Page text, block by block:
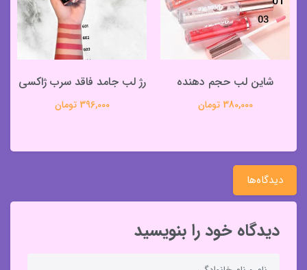
شاین لب حجم دهنده
380,000 تومان
رژ لب جامد فاقد سرب ژاکسی
396,000 تومان
دیدگاه‌ها
دیدگاه خود را بنویسید